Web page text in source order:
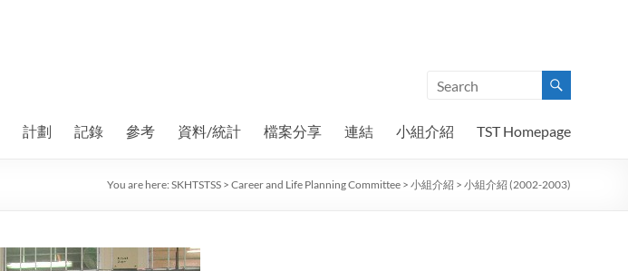
計劃 記錄 參考 資料/統計 檔案分享 連結 小組介紹 TST Homepage
You are here: SKHTSTSS > Career and Life Planning Committee > 小組介紹 > 小組介紹 (2002-2003)